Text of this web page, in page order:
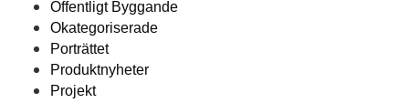
Offentligt Byggande
Okategoriserade
Porträttet
Produktnyheter
Projekt